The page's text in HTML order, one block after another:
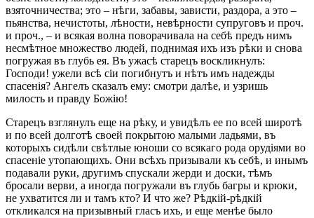
взяточничества; это – нѣги, забавы, зависти, раздора, а это –
пьянства, нечистоты, лѣности, невѣрности супруговъ и проч.
и проч., – и всякая волна поворачивала на себѣ предъ нимъ
несмѣтное множество людей, поднимая ихъ изъ рѣки и снова
погружая въ глубь ея. Въ ужасѣ старецъ воскликнулъ:
Господи! ужели всѣ сіи погибнутъ и нѣтъ имъ надежды
спасенія? Ангелъ сказалъ ему: смотри далѣе, и узришь
милость и правду Божію!
Старецъ взглянулъ еще на рѣку, и увидѣлъ ее по всей широтѣ
и по всей долготѣ своей покрытою малыми ладьями, въ
которыхъ сидѣли свѣтлые юноши со всякаго рода орудіями во
спасеніе утопающихъ. Они всѣхъ призывали къ себѣ, и инымъ
подавали руки, другимъ спускали жерди и доски, тѣмъ
бросали верви, а иногда погружали въ глубь багры и крюки,
не ухватится ли и тамъ кто? И что же? Рѣдкій-рѣдкій
откликался на призывный гласъ ихъ, и еще менѣе было